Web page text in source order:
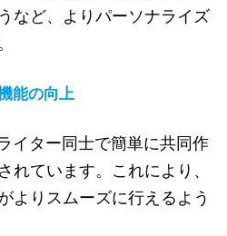
など、よりパーソナライズ
能の向上
イター同士で簡単に共同作
れています。これにより、
よりスムーズに行えるよう